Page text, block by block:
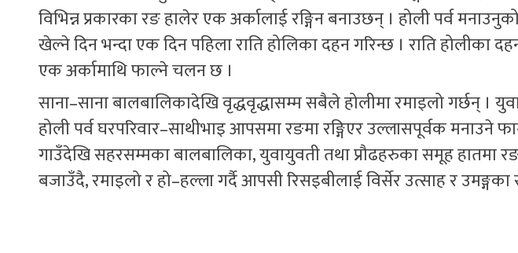
विभिन्न प्रकारका रङ हालेर एक अर्कालाई रङ्गिन बनाउछन् । होली पर्व
खेल्ने दिन भन्दा एक दिन पहिला राति होलिका दहन गरिन्छ । राति होलीका
एक अर्कामाथि फाल्ने चलन छ ।
साना–साना बालबालिकादेखि वृद्धवृद्धासम्म सबैले होलीमा रमाइलो गर्छन् ।
होली पर्व घरपरिवार–साथीभाइ आपसमा रङमा रङ्गिएर उल्लासपूर्वक मनाउने
गाउँदेखि सहरसम्मका बालबालिका, युवायुवती तथा प्रौढहरुका समूह हातमा
बजाउँदै, रमाइलो र हो–हल्ला गर्दै आपसी रिसइबीलाई विर्सेर उत्साह र